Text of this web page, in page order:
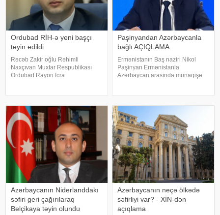
Ordubad RİH-ə yeni başçı
təyin edildi
Rəcəb Zakir oğlu Rəhimli
Naxçıvan Muxtar Respublikası
Ordubad Rayon İcra
Prezidenti İlham Əliyev Sərəncam
imzalayıb. Dövlət başçısını
Paşinyandan Azərbaycanla
bağlı AÇIQLAMA
Ermənistanın Baş naziri Nikol
Paşinyan Ermənistanla
Azərbaycan arasında münaqişə
avqustun 8-də Vaşinqtonda
keçirilmi
Azərbaycanın Niderlanddakı
səfiri geri çağırılaraq
Belçikaya təyin olundu
Azərbaycanın neçə ölkədə
səfirliyi var? - XİN-dən
açıqlama